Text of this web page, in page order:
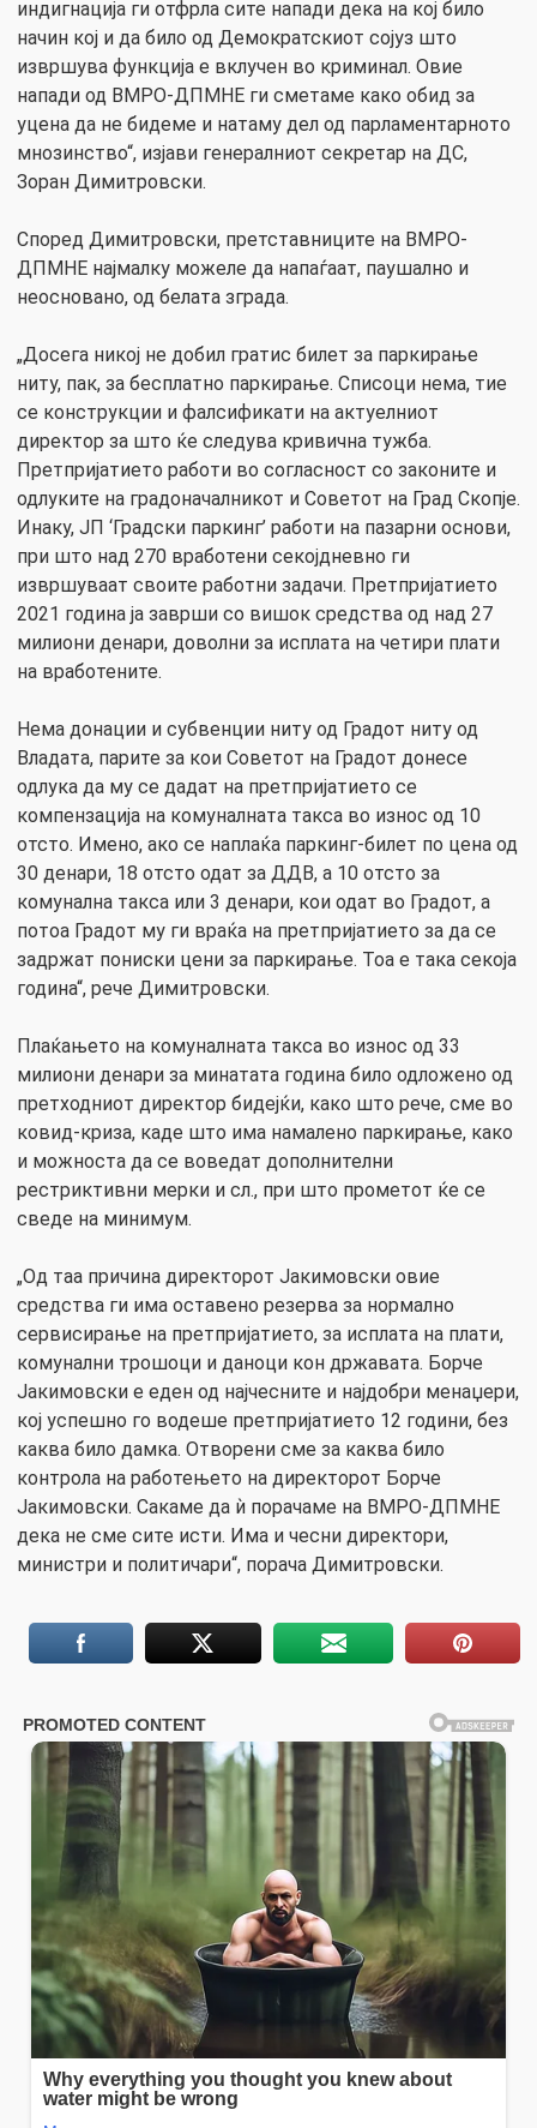
индигнација ги отфрла сите напади дека на кој било
начин кој и да било од Демократскиот сојуз што
извршува функција е вклучен во криминал. Овие
напади од ВМРО-ДПМНЕ ги сметаме како обид за
уцена да не бидеме и натаму дел од парламентарното
мнозинство“, изјави генералниот секретар на ДС,
Зоран Димитровски.
Според Димитровски, претставниците на ВМРО-
ДПМНЕ најмалку можеле да напаѓаат, паушално и
неосновано, од белата зграда.
„Досега никој не добил гратис билет за паркирање
ниту, пак, за бесплатно паркирање. Списоци нема, тие
се конструкции и фалсификати на актуелниот
директор за што ќе следува кривична тужба.
Претпријатието работи во согласност со законите и
одлуките на градоначалникот и Советот на Град Скопје.
Инаку, ЈП ‘Градски паркинг’ работи на пазарни основи,
при што над 270 вработени секојдневно ги
извршуваат своите работни задачи. Претпријатието
2021 година ја заврши со вишок средства од над 27
милиони денари, доволни за исплата на четири плати
на вработените.
Нема донации и субвенции ниту од Градот ниту од
Владата, парите за кои Советот на Градот донесе
одлука да му се дадат на претпријатието се
компензација на комуналната такса во износ од 10
отсто. Имено, ако се наплаќа паркинг-билет по цена од
30 денари, 18 отсто одат за ДДВ, а 10 отсто за
комунална такса или 3 денари, кои одат во Градот, а
потоа Градот му ги враќа на претпријатието за да се
задржат пониски цени за паркирање. Тоа е така секоја
година“, рече Димитровски.
Плаќањето на комуналната такса во износ од 33
милиони денари за минатата година било одложено од
претходниот директор бидејќи, како што рече, сме во
ковид-криза, каде што има намалено паркирање, како
и можноста да се воведат дополнителни
рестриктивни мерки и сл., при што прометот ќе се
сведе на минимум.
„Од таа причина директорот Јакимовски овие
средства ги има оставено резерва за нормално
сервисирање на претпријатието, за исплата на плати,
комунални трошоци и даноци кон државата. Борче
Јакимовски е еден од најчесните и најдобри менаџери,
кој успешно го водеше претпријатието 12 години, без
каква било дамка. Отворени сме за каква било
контрола на работењето на директорот Борче
Јакимовски. Сакаме да ѝ порачаме на ВМРО-ДПМНЕ
дека не сме сите исти. Има и чесни директори,
министри и политичари“, порача Димитровски.